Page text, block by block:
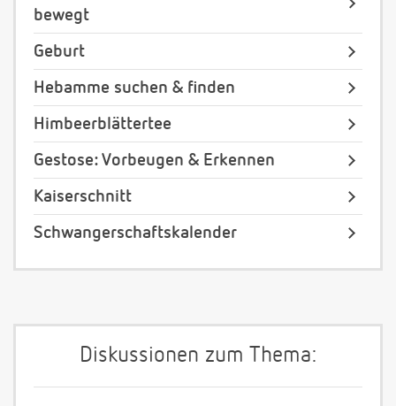
bewegt
Geburt
Hebamme suchen & finden
Himbeerblättertee
Gestose: Vorbeugen & Erkennen
Kaiserschnitt
Schwangerschaftskalender
Diskussionen zum Thema: